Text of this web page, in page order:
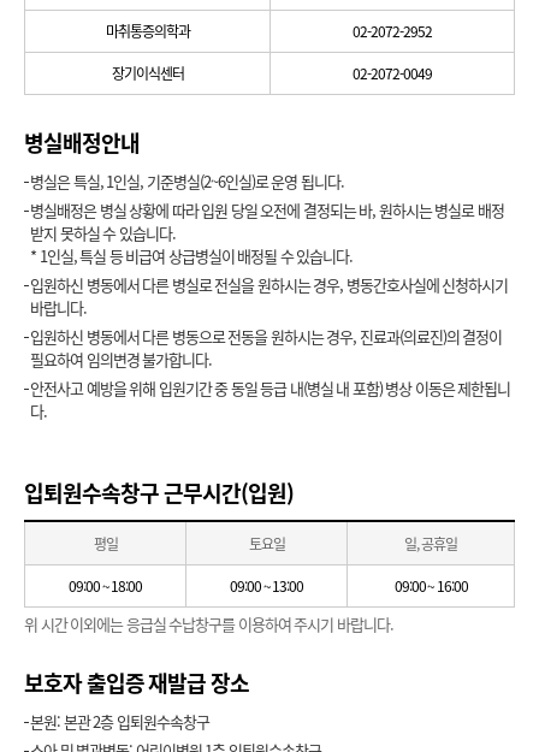
마취통증의학과 02-2072-2952
장기이식센터 02-2072-0049
병실배정안내
병실은 특실, 1인실, 기준병실(2~6인실)로 운영 됩니다.
병실배정은 병실 상황에 따라 입원 당일 오전에 결정되는 바, 원하시는 병실로 배정
받지 못하실 수 있습니다.
* 1인실, 특실 등 비급여 상급병실이 배정될 수 있습니다.
입원하신 병동에서 다른 병실로 전실을 원하시는 경우, 병동간호사실에 신청하시기
바랍니다.
입원하신 병동에서 다른 병동으로 전동을 원하시는 경우, 진료과(의료진)의 결정이
필요하여 임의변경 불가합니다.
안전사고 예방을 위해 입원기간 중 동일 등급 내(병실 내 포함) 병상 이동은 제한됩니
다.
입퇴원수속창구 근무시간(입원)
평일 토요일 일, 공휴일
09:00 ~ 18:00 09:00 ~ 13:00 09:00 ~ 16:00
위 시간 이외에는 응급실 수납창구를 이용하여 주시기 바랍니다.
보호자 출입증 재발급 장소
본원: 본관 2층 입퇴원수속창구